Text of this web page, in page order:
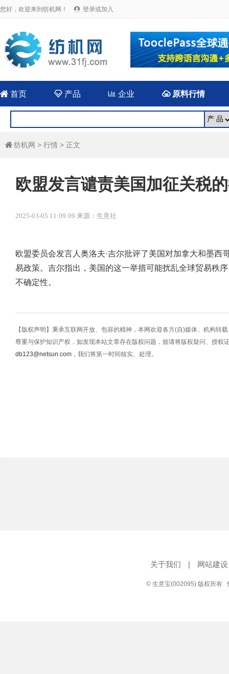
您好，欢迎来到纺机网！  登录或加入
 首页 产品  企业 原料行情
 纺机网 > 行情 > 正文
欧盟发言谴责美国加征关税
2025-03-05 11:09:09 来源：生意社
欧盟委员会发言人奥洛夫·吉尔批评了美国对加拿大和墨西
易政策。吉尔指出，美国的这一举措可能扰乱全球贸易秩
不确定性。
【版权声明】秉承互联网开放、包容的精神，本网欢迎各方(自)媒体、机构转
尊重与保护知识产权，如发现本站文章存在版权问题，烦请将版权疑问、授权
db123@netsun.com ，我们将第一时间核实、处理。
关于我们 | 网站建设
© 生意宝(002095) 版权所有